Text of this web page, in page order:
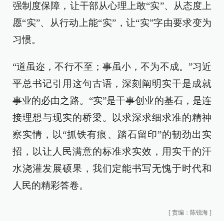
强制度保障，让干部从心理上敢“实”、从态度上
愿“实”、从行动上能“实”，让“实”字由要求变为
习惯。
“道虽迩，不行不至；事虽小，不为不成。”习近
平总书记引用这句古语，深刻阐明实干是成就
事业的必由之路。“实”是干事创业的基石，是连
接理想与现实的桥梁。以求深求细求准的精神
察实情，以“抓铁有痕、踏石留印”的韧劲出实
招，以让人民满意的标准求实效，用实干的汗
水浇灌发展硕果，我们定能书写无愧于时代和
人民的精彩答卷。
[ 责编：陈锐海 ]